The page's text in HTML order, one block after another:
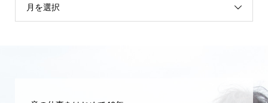
月を選択